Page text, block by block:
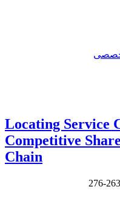
Locating Service
Competitive
Chain
263-276